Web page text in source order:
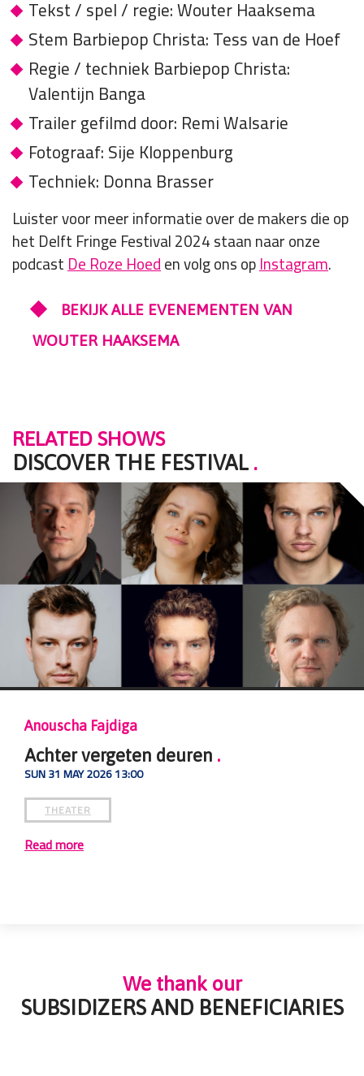
Tekst / spel / regie: Wouter Haaksema
Stem Barbiepop Christa: Tess van de Hoef
Regie / techniek Barbiepop Christa:
Valentijn Banga
Trailer gefilmd door: Remi Walsarie
Fotograaf: Sije Kloppenburg
Techniek: Donna Brasser
Luister voor meer informatie over de makers die op
het Delft Fringe Festival 2024 staan naar onze
podcastDe Roze Hoeden volg ons opInstagram.
BEKIJK ALLE EVENEMENTEN VAN
WOUTER HAAKSEMA
RELATED SHOWS
DISCOVER THE FESTIVAL .
Fajdiga
vergeten deuren.
31 MAY 2026 13:00
THEATER
more
We thank our
SUBSIDIZERS AND BENEFICIARIES